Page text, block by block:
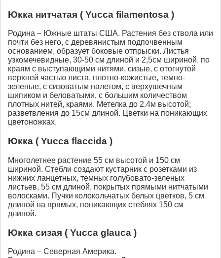
Юкка нитчатая ( Yucca filamentosa )
Родина – Южные штаты США. Растения без ствола или
почти без него, с деревянистым подпочвенным
основанием, образует боковые отпрыски. Листья
узкомечевидные, 30-50 см длиной и 2,5см шириной, по
краям с выступающими нитями, сизые, с отогнутой
верхней частью листа, плотно-кожистые, темно-
зеленые, с сизоватым налетом, с верхушечным
шипиком и беловатыми, с большим количеством
плотных нитей, краями. Метелка до 2.4м высотой;
разветвления до 15см длиной. Цветки на поникающих
цветоножках.
Юкка ( Yucca flaccida )
Многолетнее растение 55 см высотой и 150 см
шириной. Стебли создают кустарник с розетками из
нижних ланцетных, темных голубовато-зеленых
листьев, 55 см длиной, покрытых прямыми нитчатыми
волосками. Пучки колокольчатых белых цветков, 5 см
длиной на прямых, поникающих стеблях 150 см
длиной.
Юкка сизая ( Yucca glauca )
Родина – Северная Америка.